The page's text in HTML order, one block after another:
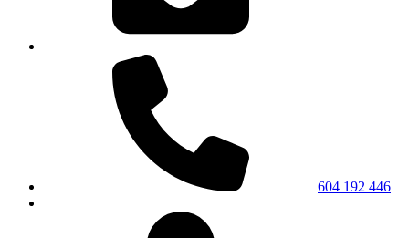
604 192 446